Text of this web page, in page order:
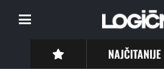
NAJČITANIJE